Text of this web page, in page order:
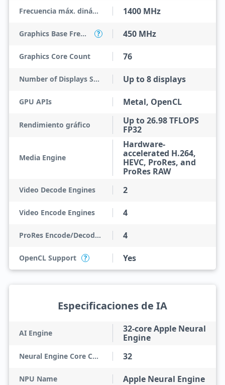
Frecuencia máx. dinámica GPU 1400 MHz
Graphics Base Frequency ? 450 MHz
Graphics Core Count 76
Number of Displays Supported Up to 8 displays
GPU APIs Metal, OpenCL
Rendimiento gráfico
Up to 26.98 TFLOPS
FP32
Media Engine
Hardware-
accelerated H.264,
HEVC, ProRes, and
ProRes RAW
Video Decode Engines 2
Video Encode Engines 4
ProRes Encode/Decode Engines 4
OpenCL Support ? Yes
Especificaciones de IA
AI Engine
32-core Apple Neural
Engine
Neural Engine Core Count 32
NPU Name Apple Neural Engine